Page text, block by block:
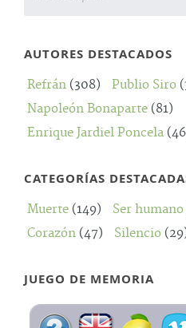
AUTORES DESTACADOS
Refrán (308) Publio Siro
Napoleón Bonaparte (81)
Enrique Jardiel Poncela
CATEGORÍAS
Muerte (149) Ser humano
Corazón (47) Silencio
JUEGO DE MEMORIA